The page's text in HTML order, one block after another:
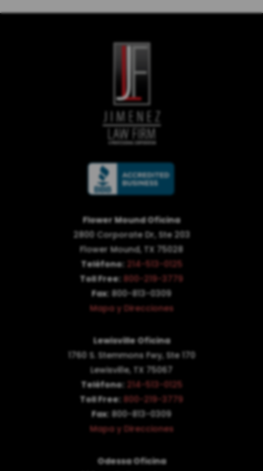
Flower Mound Oficina
2800 Corporate Dr, Ste 203
Flower Mound, TX 75028
Teléfono: 214-513-0125
Toll Free: 800-219-3779
Fax: 800-813-0309
Mapa y Direcciones
Lewisville Oficina
1760 S. Stemmons Fwy, Ste 170
Lewisville, TX 75067
Teléfono: 214-513-0125
Toll Free: 800-219-3779
Fax: 800-813-0309
Mapa y Direcciones
Odessa Oficina